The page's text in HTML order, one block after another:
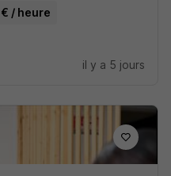
€ / heure
il y a 5 jours